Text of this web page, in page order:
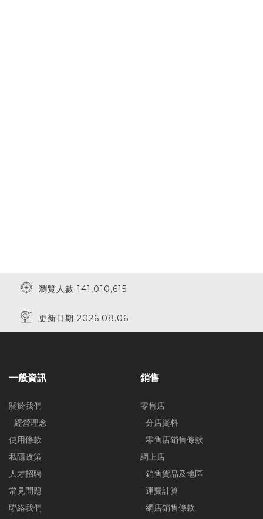
瀏覽人數 141,010,615
更新日期 2026.08.06
一般資訊
關於我們
- 經營理念
使用條款
私隱政策
人才招聘
常見問題
聯絡我們
銷售
零售店
- 分店資料
- 零售店銷售條款
網上店
- 銷售貨品及地區
- 運費計算
- 網店銷售條款